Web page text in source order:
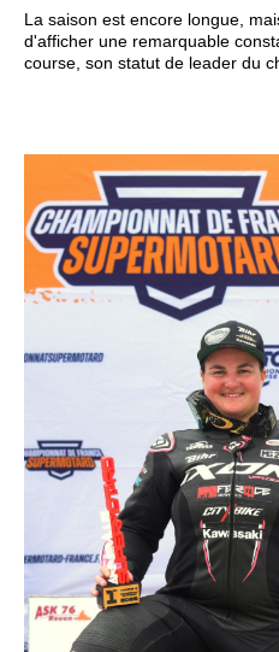
La saison est encore longue,
d'afficher une remarquable
course, son statut de leader du